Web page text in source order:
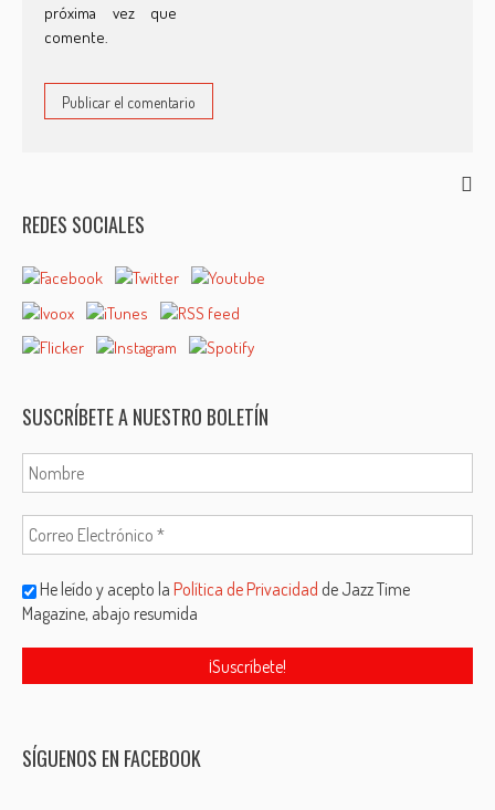
próxima vez que
comente.
REDES SOCIALES
SUSCRÍBETE A NUESTRO BOLETÍN
He leído y acepto laPolítica de Privacidad de Jazz Time
Magazine, abajo resumida
SÍGUENOS EN FACEBOOK